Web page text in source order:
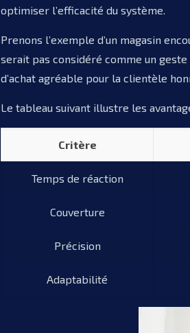
optimiser l’efficacité du système.
Prenons l’exemple d’un magasin
serait pas considéré comme un
d’achat agréable pour la clientèle
Le tableau suivant illustre les
Critère
Temps de réaction
Couverture
Précision
Adaptabilité